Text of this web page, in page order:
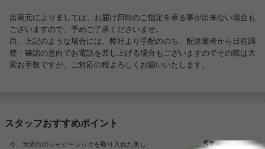
出荷元によりましては、お届け日時のご指定を承る事が出来ない場合も
ございますので、予めご了承くださいませ。
尚、上記のような場合には、弊社より手配ののち、配送業者から日程調
整・確認の意向でお電話を差し上げる場合もございますのでその際は大
変お手数ですが、ご対応の程よろしくお願いいたします。
スタッフおすすめポイント
今、大流行のシャビーシックを取り入れた美し